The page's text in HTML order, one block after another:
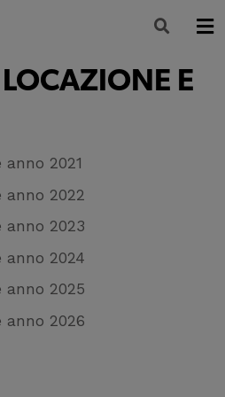
E
2021
anno 2022
anno 2023
anno 2024
anno 2025
anno 2026